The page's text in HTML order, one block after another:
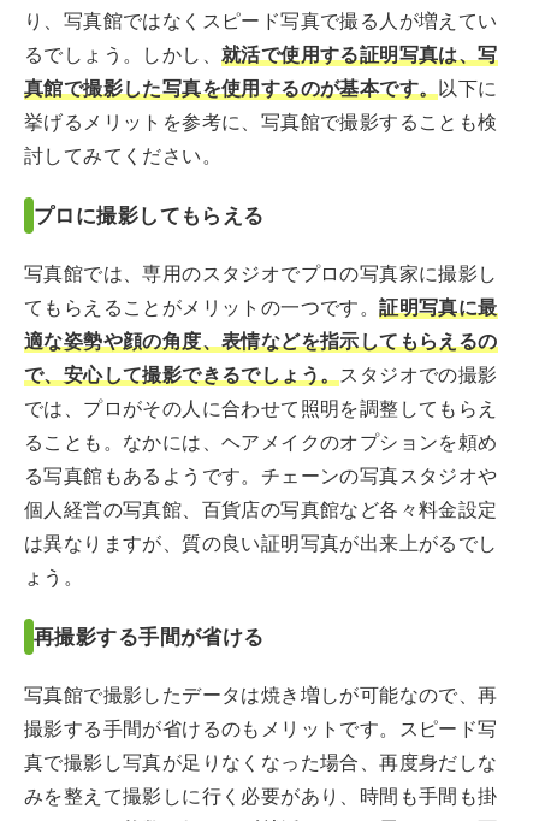
り、写真館ではなくスピード写真で撮る人が増えてい
るでしょう。しかし、 就活で使用する証明写真は、写
真館で撮影した写真を使用するのが基本です。以下に
挙げるメリットを参考に、写真館で撮影することも検
討してみてください。
プロに撮影してもらえる
写真館では、専用のスタジオでプロの写真家に撮影し
てもらえることがメリットの一つです。証明写真に最
適な姿勢や顔の角度、表情などを指示してもらえるの
で、安心して撮影できるでしょう。スタジオでの撮影
では、プロがその人に合わせて照明を調整してもらえ
ることも。なかには、ヘアメイクのオプションを頼め
る写真館もあるようです。チェーンの写真スタジオや
個人経営の写真館、百貨店の写真館など各々料金設定
は異なりますが、質の良い証明写真が出来上がるでし
ょう。
再撮影する手間が省ける
写真館で撮影したデータは焼き増しが可能なので、再
撮影する手間が省けるのもメリットです。スピード写
真で撮影し写真が足りなくなった場合、再度身だしな
みを整えて撮影しに行く必要があり、時間も手間も掛